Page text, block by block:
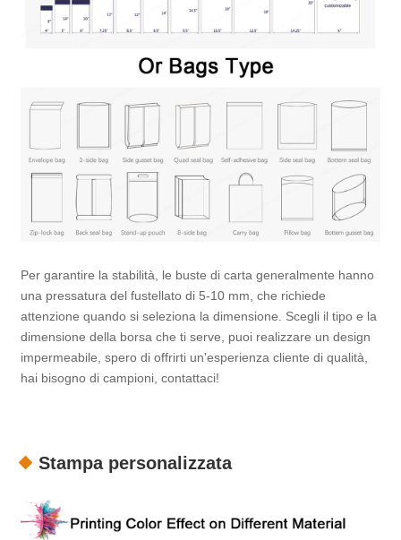
Per garantire la stabilità, le buste di carta generalmente hanno
una pressatura del fustellato di 5-10 mm, che richiede
attenzione quando si seleziona la dimensione. Scegli il tipo e la
dimensione della borsa che ti serve, puoi realizzare un design
impermeabile, spero di offrirti un'esperienza cliente di qualità,
hai bisogno di campioni, contattaci!
Stampa personalizzata